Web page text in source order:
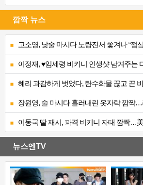
깜짝 뉴스
고소영, 낮술 마시다 노량진서 쫓겨나 “점
이정재, ♥임세령 비키니 인생샷 남겨주는
혜리 과감하게 벗었다, 탄수화물 끊고 끈
장원영, 술 마시다 흘러내린 옷자락 깜짝
이동국 딸 재시, 파격 비키니 자태 깜짝…
뉴스엔TV